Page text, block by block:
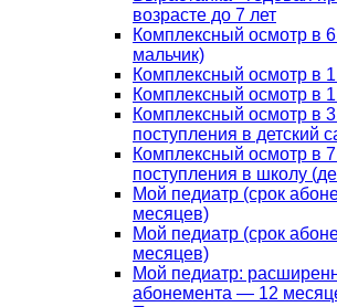
возрасте до 7 лет
Комплексный осмотр в
мальчик)
Комплексный осмотр в 1
Комплексный осмотр в
Комплексный осмотр в
поступления в детский
Комплексный осмотр в 7
поступления в школу
Мой педиатр (срок
месяцев)
Мой педиатр (срок
месяцев)
Мой педиатр:
абонемента — 12